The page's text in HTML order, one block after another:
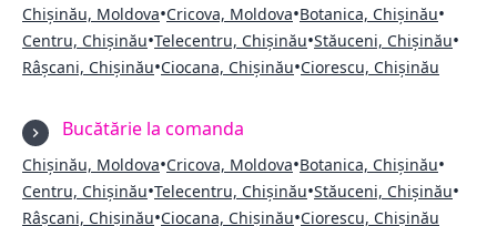
Chișinău, Moldova•Cricova, Moldova•Botanica, Chișinău•
Centru, Chișinău•Telecentru, Chișinău•Stăuceni, Chișinău•
Râșcani, Chișinău•Ciocana, Chișinău•Ciorescu, Chișinău
Bucătărie la comanda
Chișinău, Moldova•Cricova, Moldova•Botanica, Chișinău•
Centru, Chișinău•Telecentru, Chișinău•Stăuceni, Chișinău•
Râșcani, Chișinău•Ciocana, Chișinău•Ciorescu, Chișinău